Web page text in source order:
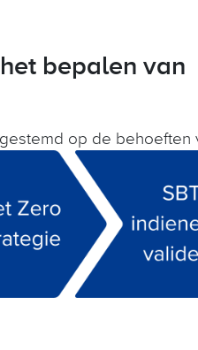
bepalen van
op de behoeften